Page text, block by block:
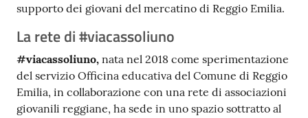
supporto dei giovani del mercatino di Reggio Emilia.
La rete di #viacassoliuno
#viacassoliuno, nata nel 2018 come sperimentazione
del servizio Officina educativa del Comune di Reggio
Emilia, in collaborazione con una rete di associazioni
giovanili reggiane, ha sede in uno spazio sottratto al